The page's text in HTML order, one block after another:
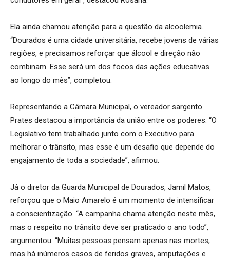
Ela ainda chamou atenção para a questão da alcoolemia.
“Dourados é uma cidade universitária, recebe jovens de várias
regiões, e precisamos reforçar que álcool e direção não
combinam. Esse será um dos focos das ações educativas
ao longo do mês”, completou.
Representando a Câmara Municipal, o vereador sargento
Prates destacou a importância da união entre os poderes. “O
Legislativo tem trabalhado junto com o Executivo para
melhorar o trânsito, mas esse é um desafio que depende do
engajamento de toda a sociedade”, afirmou.
Já o diretor da Guarda Municipal de Dourados, Jamil Matos,
reforçou que o Maio Amarelo é um momento de intensificar
a conscientização. “A campanha chama atenção neste mês,
mas o respeito no trânsito deve ser praticado o ano todo”,
argumentou. “Muitas pessoas pensam apenas nas mortes,
mas há inúmeros casos de feridos graves, amputações e